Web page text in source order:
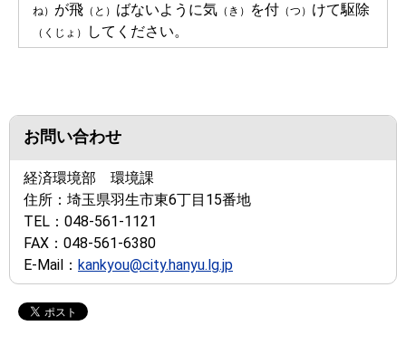
ね） が飛 （と） ばないように気 （き） を付 （つ） けて駆除
（くじょ） してください。
お問い合わせ
経済環境部 環境課
住所： 埼玉県羽生市東6丁目15番地
TEL： 048-561-1121
FAX： 048-561-6380
E-Mail： kankyou@city.hanyu.lg.jp